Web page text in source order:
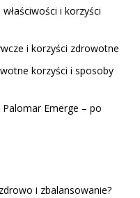
i korzyści
i korzyści zdrowotne
korzyści i sposoby
Emerge – po
i zbalansowanie?